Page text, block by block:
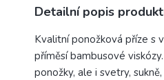
Detailní popis
Kvalitní ponožková příze s
příměsí bambusové
ponožky, ale i svetry,